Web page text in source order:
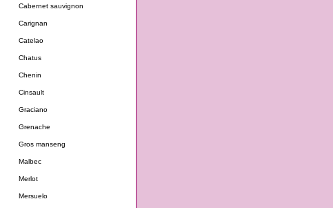
Cabernet sauvignon
Carignan
Catelao
Chatus
Chenin
Cinsault
Graciano
Grenache
Gros manseng
Malbec
Merlot
Mersuelo